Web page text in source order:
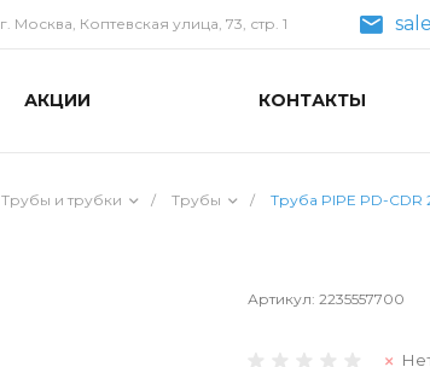
г. Москва, Коптевская улица, 73, стр. 1
АКЦИИ КОНТАКТЫ
Трубы и трубки / Трубы / Труба PIPE PD-CDR
Артикул: 2235557700